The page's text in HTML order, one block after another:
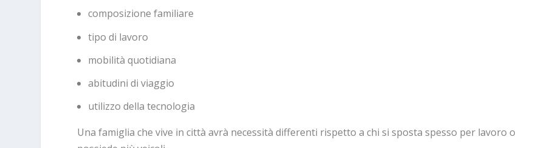
composizione familiare
tipo di lavoro
mobilità quotidiana
abitudini di viaggio
utilizzo della tecnologia
Una famiglia che vive in città avrà necessità differenti rispetto a chi si sposta spesso per lavoro o